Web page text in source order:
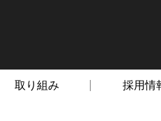
取り組み 採用情